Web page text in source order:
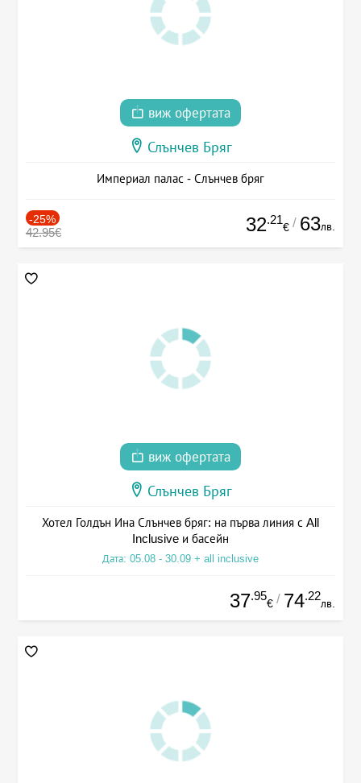
виж офертата
Слънчев Бряг
Империал палас - Слънчев бряг
-25%
42.95€ 32.21
€ / 63лв.
виж офертата
Слънчев Бряг
Хотел Голдън Ина Слънчев бряг: на първа линия с All
Inclusive и басейн
Дата: 05.08 - 30.09 + all inclusive
37.95
€ / 74.22
лв.